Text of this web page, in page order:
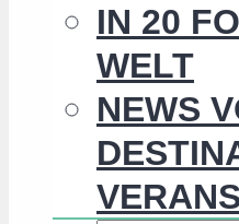
IN 20
WELT
NEWS